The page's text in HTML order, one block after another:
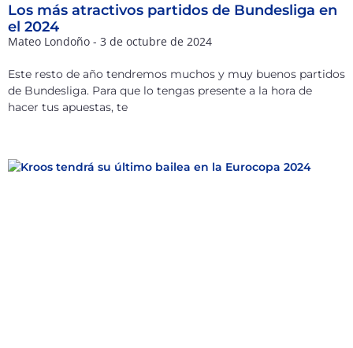
Los más atractivos partidos de Bundesliga en
el 2024
Mateo Londoño 3 de octubre de 2024
Este resto de año tendremos muchos y muy buenos partidos
de Bundesliga. Para que lo tengas presente a la hora de
hacer tus apuestas, te